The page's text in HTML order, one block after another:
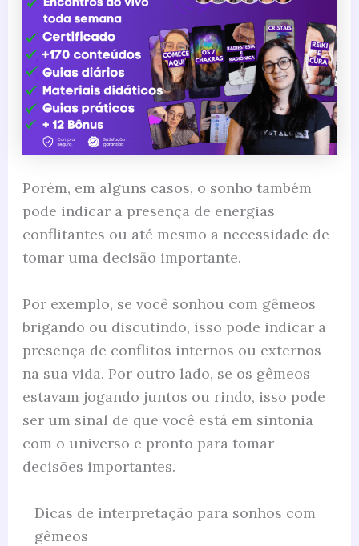
Porém, em alguns casos, o sonho também
pode indicar a presença de energias
conflitantes ou até mesmo a necessidade de
tomar uma decisão importante.
Por exemplo, se você sonhou com gêmeos
brigando ou discutindo, isso pode indicar a
presença de conflitos internos ou externos
na sua vida. Por outro lado, se os gêmeos
estavam jogando juntos ou rindo, isso pode
ser um sinal de que você está em sintonia
com o universo e pronto para tomar
decisões importantes.
Dicas de interpretação para sonhos com
gêmeos